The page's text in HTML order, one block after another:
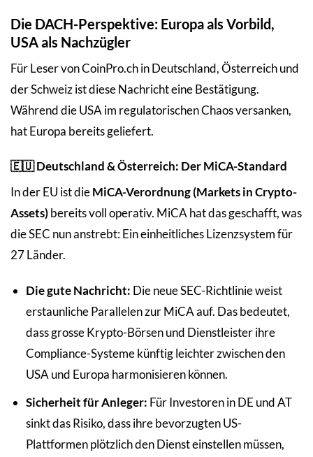
Die DACH-Perspektive: Europa als Vorbild,
USA als Nachzügler
Für Leser von CoinPro.ch in Deutschland, Österreich und
der Schweiz ist diese Nachricht eine Bestätigung.
Während die USA im regulatorischen Chaos versanken,
hat Europa bereits geliefert.
🇪🇺 Deutschland & Österreich: Der MiCA-Standard
In der EU ist dieMiCA-Verordnung (Markets in Crypto-
Assets)bereits voll operativ. MiCA hat das geschafft, was
die SEC nun anstrebt: Ein einheitliches Lizenzsystem für
27 Länder.
Die gute Nachricht: Die neue SEC-Richtlinie weist
erstaunliche Parallelen zur MiCA auf. Das bedeutet,
dass grosse Krypto-Börsen und Dienstleister ihre
Compliance-Systeme künftig leichter zwischen den
USA und Europa harmonisieren können.
Sicherheit für Anleger: Für Investoren in DE und AT
sinkt das Risiko, dass ihre bevorzugten US-
Plattformen plötzlich den Dienst einstellen müssen,